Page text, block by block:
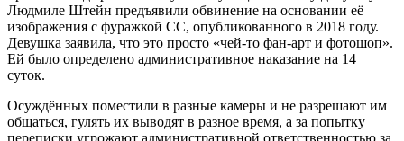
Людмиле Штейн предъявили обвинение на основании её
изображения с фуражкой СС, опубликованного в 2018 году.
Девушка заявила, что это просто «чей-то фан-арт и фотошоп».
Ей было определено административное наказание на 14
суток.
Осуждённых поместили в разные камеры и не разрешают им
общаться, гулять их выводят в разное время, а за попытку
переписки угрожают административной ответственностью за